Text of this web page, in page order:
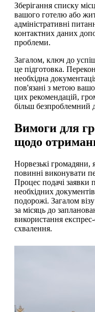
Зберігання списку
вашого готелю або
адміністративні
контактних даних
проблеми.
Загалом, ключ до
це підготовка.
необхідна
пов'язані з метою
цих рекомендацій,
більш безпроблемний
Вимоги для
щодо
Норвезькі громадяни,
повинні виконувати
Процес подачі заявки
необхідних
подорожі. Загалом
за місяць до
використання
схвалення.